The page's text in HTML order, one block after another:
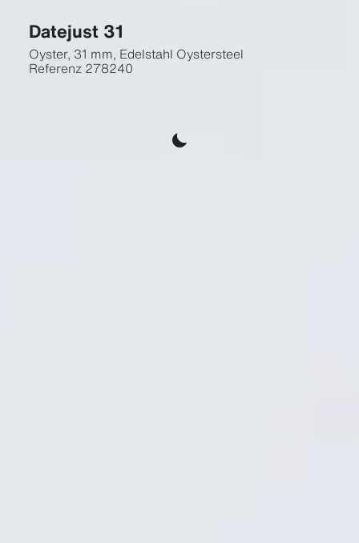
Datejust 31
Oyster, 31 mm, Edelstahl Oystersteel
Referenz 278240